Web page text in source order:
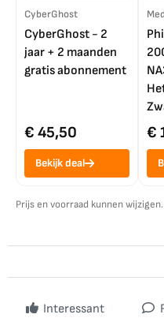
CyberGhost
CyberGhost - 2
jaar + 2 maanden
gratis abonnement
€ 45,50
Bekijk deal
€
Prijs en voorraad kunnen
Interessant